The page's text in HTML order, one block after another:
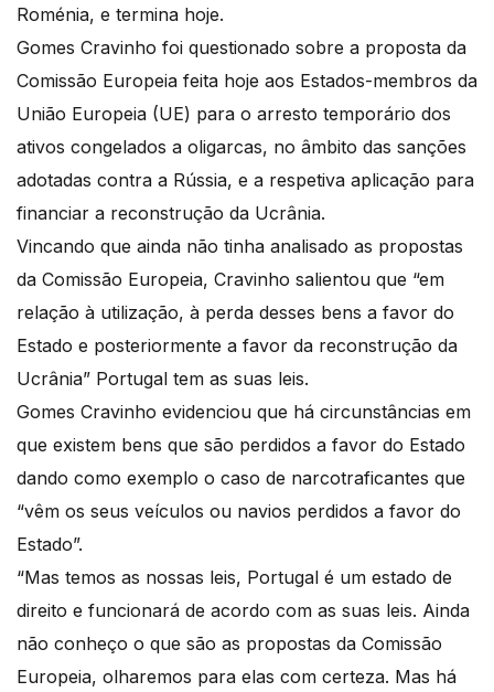
Roménia, e termina hoje.
Gomes Cravinho foi questionado sobre a proposta da
Comissão Europeia feita hoje aos Estados-membros da
União Europeia (UE) para o arresto temporário dos
ativos congelados a oligarcas, no âmbito das sanções
adotadas contra a Rússia, e a respetiva aplicação para
financiar a reconstrução da Ucrânia.
Vincando que ainda não tinha analisado as propostas
da Comissão Europeia, Cravinho salientou que “em
relação à utilização, à perda desses bens a favor do
Estado e posteriormente a favor da reconstrução da
Ucrânia” Portugal tem as suas leis.
Gomes Cravinho evidenciou que há circunstâncias em
que existem bens que são perdidos a favor do Estado
dando como exemplo o caso de narcotraficantes que
“vêm os seus veículos ou navios perdidos a favor do
Estado”.
“Mas temos as nossas leis, Portugal é um estado de
direito e funcionará de acordo com as suas leis. Ainda
não conheço o que são as propostas da Comissão
Europeia, olharemos para elas com certeza. Mas há